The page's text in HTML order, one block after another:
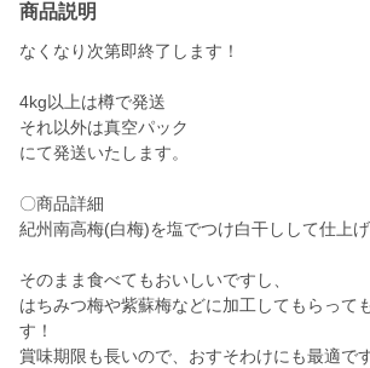
商品説明
なくなり次第即終了します！
4kg以上は樽で発送
それ以外は真空パック
にて発送いたします。
〇商品詳細
紀州南高梅(白梅)を塩でつけ白干しして仕上げ
そのまま食べてもおいしいですし、
はちみつ梅や紫蘇梅などに加工してもらって
す！
賞味期限も長いので、おすそわけにも最適です